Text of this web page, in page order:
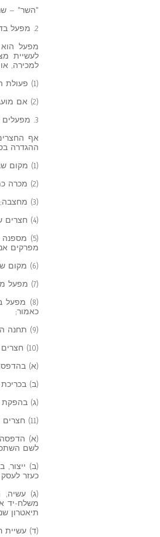
"השר" –
2. מפעל בדרך כלל (תיקון: תשל"ד)
מפעל
לעשיית
למכירה,
(1) פעולת המפעל היא דרך משלח-יד או לשם השתכרות;
(2) אם מועבדים שם עובדים שכירים – יש למעבידם זכות גישה או זכות שליטה.
3. מפעלים מפורטים (תיקון: תשל"ד, תשמ"א)
אף
ההגדרה בסעיף 2
(1) מקום שבו נעשית פעולה לשם מטרת נפט כמשמעותה בסעיף 44 לחוק הנפט, תשי"ב – 1952;
(2) מכרה כמשמעותו בפקודת המכרות;
(3) מחצבה;
(4) חצרים שבהם עוסקים באינקול, בקיפול, בגלילה, בהשלמה או באריזה של מטווה או אריג;
(5)
מפרקים
(6) מקום שבו מבוצע קידוח מים;
(7) מפעל מים או מקום אחר שבהם משתמשים בכוח מיכאני לשם הספקת מים לציבור או בקשר לכך;
(8)
כאמור;
(9) תחנה הידרולית לייצור כוח;
(10) חצרים שבהם עוסקים דרך משלח-יד או לשם השתכרות –
(א)
(ב)
(ג) בהפקת
(11) חצרים שבהם נעשות עבודות בקשר לעיסוק אחר או למוסד ציבורי, הכל לפי הענין, כמפורט להלן:
לשם
(ב)
כעזר
(ג) עשיה,
משלח-יד
תיאטרון
(ד) עשיית